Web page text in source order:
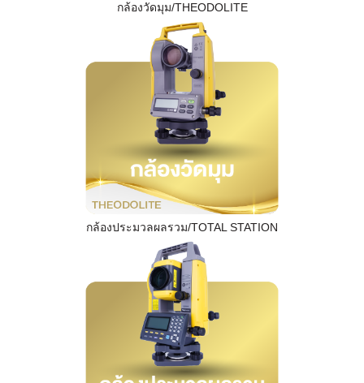
กล้องวัดมุม/THEODOLITE
กล้องประมวลผลรวม/TOTAL STATION